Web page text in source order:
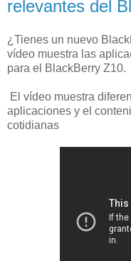
relevantes del
¿Tienes un nuevo
vídeo muestra las
para el BlackBerry Z10.
El vídeo muestra
aplicaciones y el
cotidianas